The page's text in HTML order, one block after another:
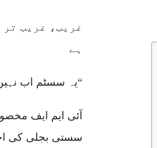
غریب، غریب تر
ہے
“یہ سسٹم اب
آئی ایم ایف
سستی بجلی کی